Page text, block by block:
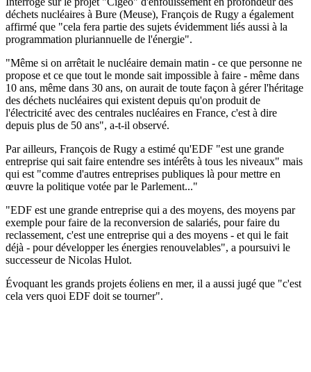
déchets nucléaires à Bure (Meuse), François de Rugy a également
affirmé que "cela fera partie des sujets évidemment liés aussi à la
programmation pluriannuelle de l'énergie".
"Même si on arrêtait le nucléaire demain matin - ce que personne ne
propose et ce que tout le monde sait impossible à faire - même dans
10 ans, même dans 30 ans, on aurait de toute façon à gérer l'héritage
des déchets nucléaires qui existent depuis qu'on produit de
l'électricité avec des centrales nucléaires en France, c'est à dire
depuis plus de 50 ans", a-t-il observé.
Par ailleurs, François de Rugy a estimé qu'EDF "est une grande
entreprise qui sait faire entendre ses intérêts à tous les niveaux" mais
qui est "comme d'autres entreprises publiques là pour mettre en
œuvre la politique votée par le Parlement..."
"EDF est une grande entreprise qui a des moyens, des moyens par
exemple pour faire de la reconversion de salariés, pour faire du
reclassement, c'est une entreprise qui a des moyens - et qui le fait
déjà - pour développer les énergies renouvelables", a poursuivi le
successeur de Nicolas Hulot.
Évoquant les grands projets éoliens en mer, il a aussi jugé que "c'est
cela vers quoi EDF doit se tourner".